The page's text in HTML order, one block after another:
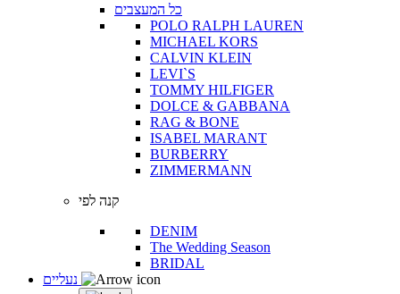
כל המעצבים
POLO RALPH LAUREN
MICHAEL KORS
CALVIN KLEIN
LEVI`S
TOMMY HILFIGER
DOLCE & GABBANA
RAG & BONE
ISABEL MARANT
BURBERRY
ZIMMERMANN
קנה לפי
DENIM
The Wedding Season
BRIDAL